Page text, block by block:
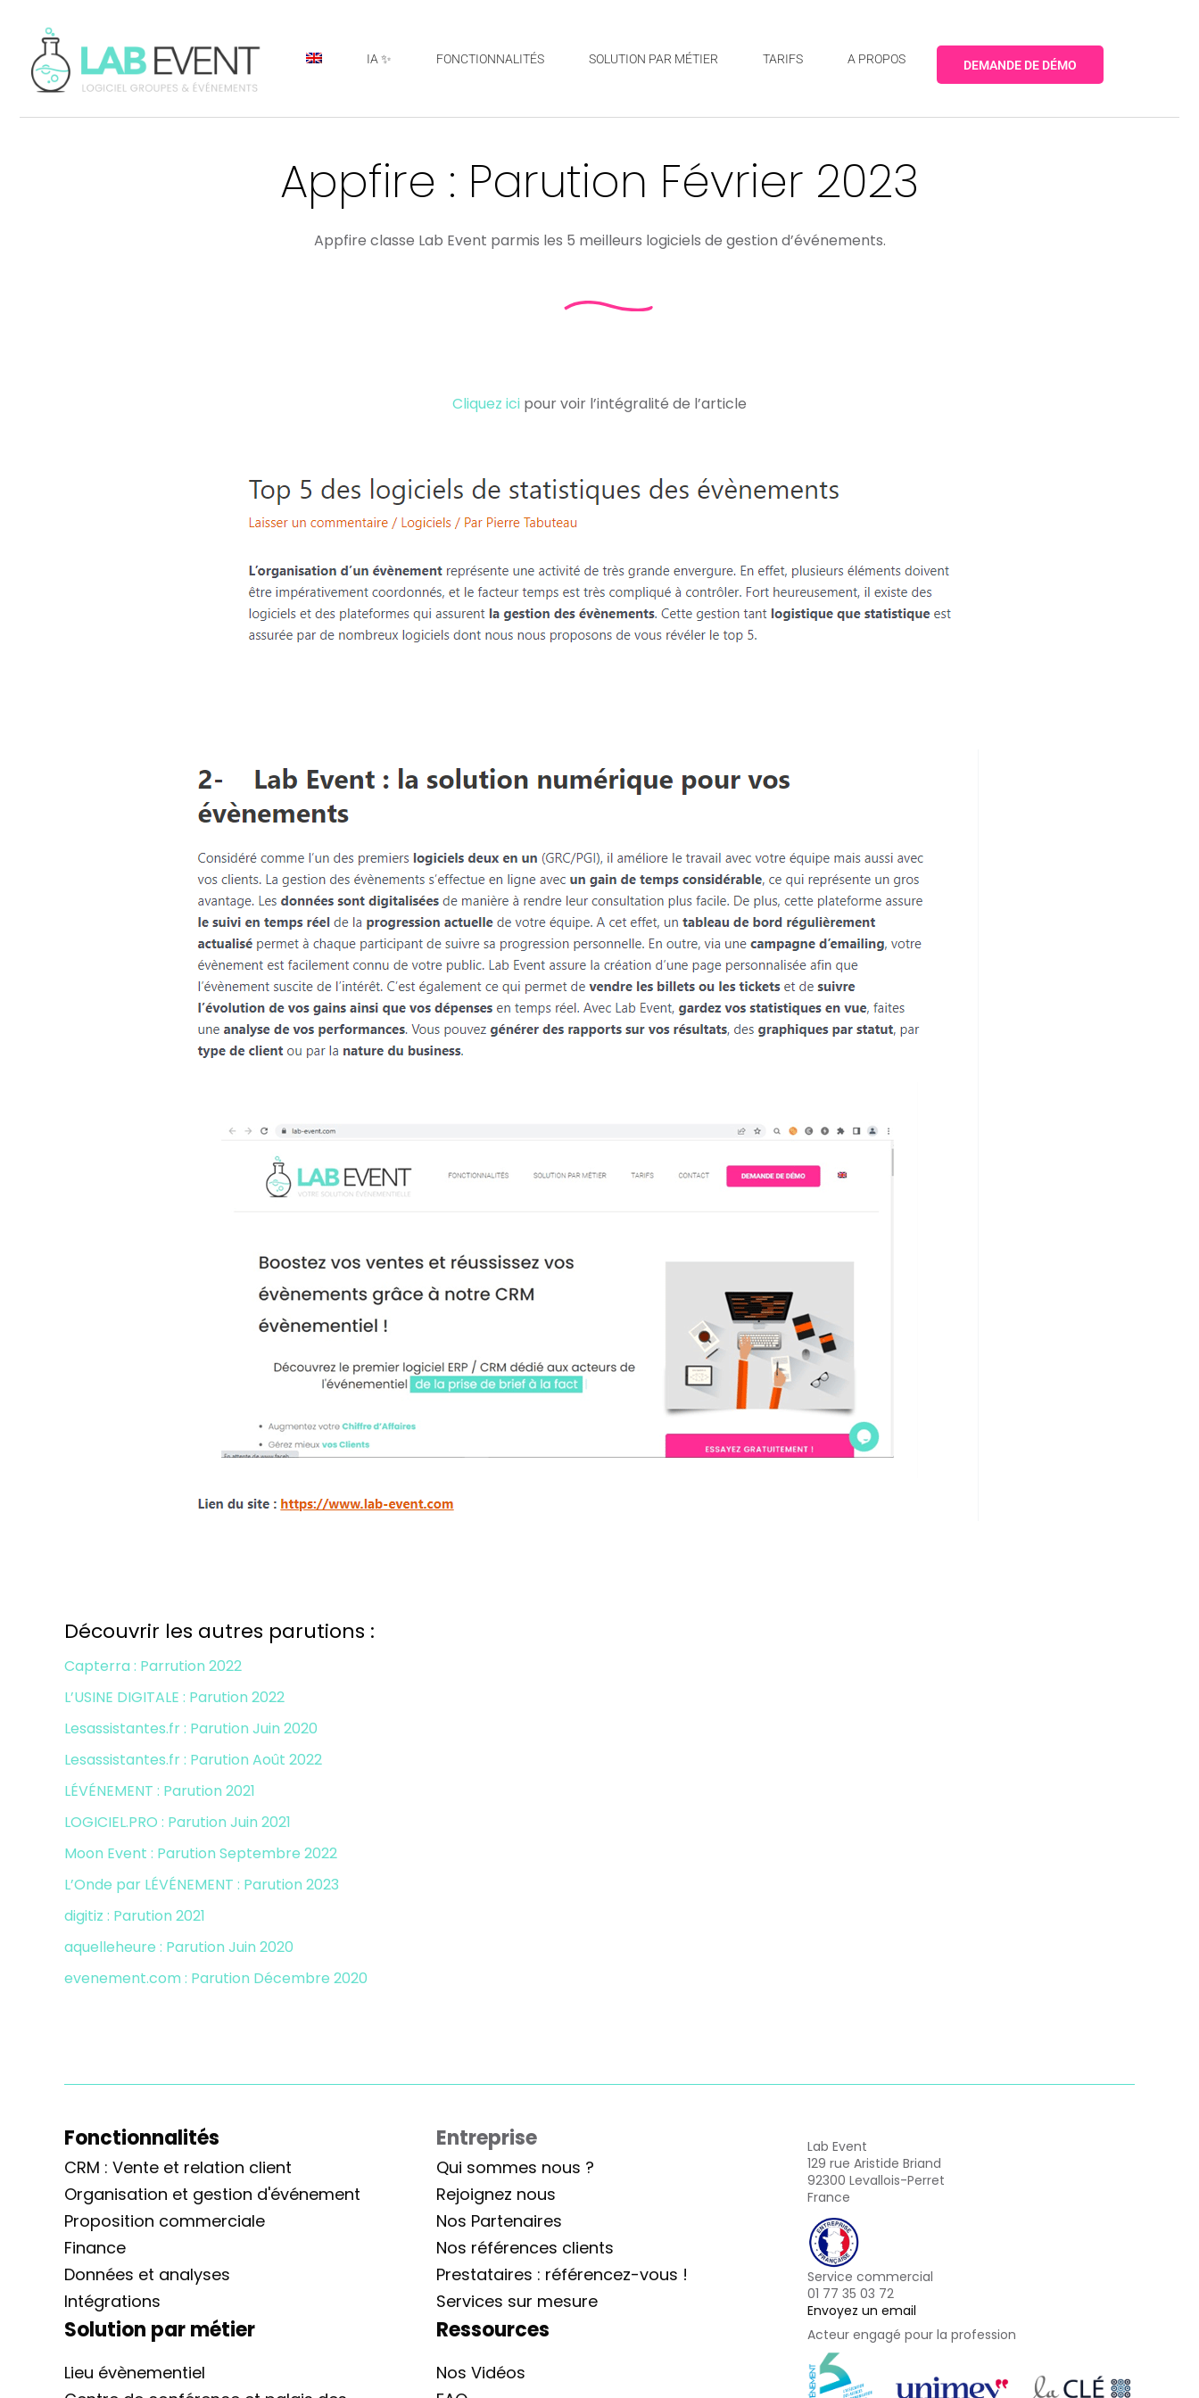
IA ✨ FONCTIONNALITÉS SOLUTION PAR MÉTIER TARIFS A PROPOS DEMANDE DE DÉMO
Appfire : Parution Février 2023
Appfire classe Lab Event parmis les 5 meilleurs logiciels de gestion d’événements.
Cliquez ici pour voir l’intégralité de l’article
Découvrir les autres parutions :
Capterra : Parrution 2022
L’USINE DIGITALE : Parution 2022
Lesassistantes.fr : Parution Juin 2020
Lesassistantes.fr : Parution Août 2022
LÉVÉNEMENT : Parution 2021
LOGICIEL.PRO : Parution Juin 2021
Moon Event : Parution Septembre 2022
L’Onde par LÉVÉNEMENT : Parution 2023
digitiz : Parution 2021
aquelleheure : Parution Juin 2020
evenement.com : Parution Décembre 2020
Fonctionnalités
CRM : Vente et relation client
Organisation et gestion d'événement
Proposition commerciale
Finance
Données et analyses
Intégrations
Solution par métier
Lieu évènementiel
Entreprise
Qui sommes nous ?
Rejoignez nous
Nos Partenaires
Nos références clients
Prestataires : référencez-vous !
Services sur mesure
Ressources
Nos Vidéos
Lab Event
129 rue Aristide Briand
92300 Levallois-Perret
France
Service commercial
01 77 35 03 72
Envoyez un email
Acteur engagé pour la profession